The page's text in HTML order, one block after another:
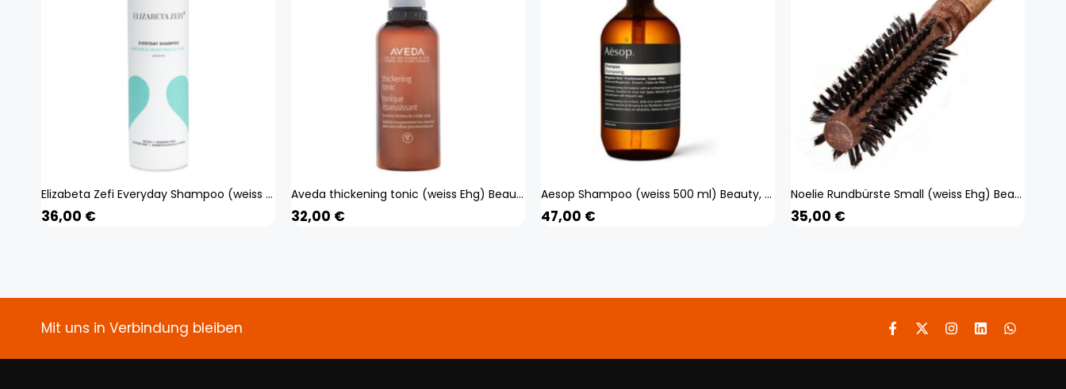
Elizabeta Zefi Everyday Shampoo (weiss 250 ml) Beauty, Haare
36,00 €
Aveda thickening tonic (weiss Ehg) Beauty, Haare
32,00 €
Aesop Shampoo (weiss 500 ml) Beauty, Haare
47,00 €
Noelie Rundbürste Small (weiss Ehg) Beauty, Haare
35,00 €
Mit uns in Verbindung bleiben